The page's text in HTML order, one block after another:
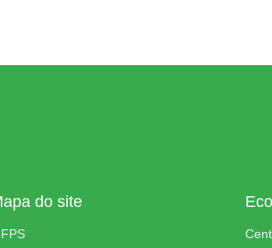
do site